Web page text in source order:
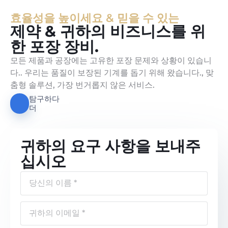
효율성을 높이세요 & 믿을 수 있는
제약 & 귀하의 비즈니스를 위
한 포장 장비.
모든 제품과 공장에는 고유한 포장 문제와 상황이 있습니
다.. 우리는 품질이 보장된 기계를 돕기 위해 왔습니다., 맞
춤형 솔루션, 가장 번거롭지 않은 서비스.
탐구하다
더
귀하의 요구 사항을 보내주
십시오